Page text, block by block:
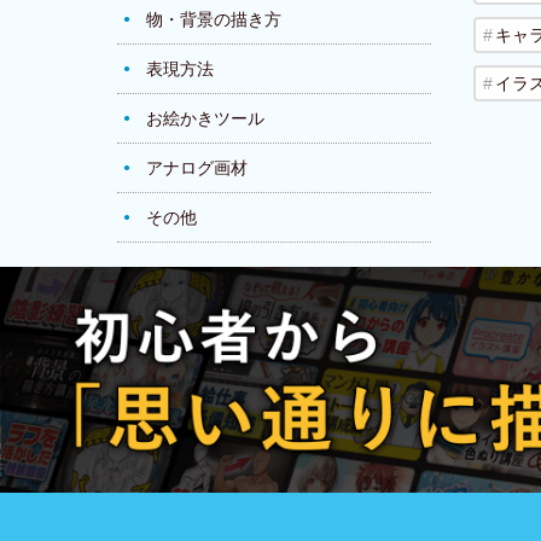
物・背景の描き方
表現方法
お絵かきツール
アナログ画材
その他
キャ
イラ